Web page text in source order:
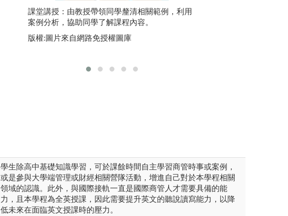
服務學習
說明：為增加多元學習的設計，使學生體認個人
與群體、社會及大自然的關係，達成培養學生團
隊精神、合作、勤勞、守時等美德，並增進環保
課堂講授：由教授帶領同學釐清相關範例，利用
案例分析，協助同學了解課程內容。
版權:圖片來自網路免授權圖庫
學生除高中基礎知識學習，可於課餘時間自主學習商管時事或案例，
或是參與大學端管理或財經相關營隊活動，增進自己對於本學程相關
領域的認識。此外，與國際接軌一直是國際商管人才需要具備的能
力，且本學程為全英授課，因此需要提升英文的聽說讀寫能力，以降
低未來在面臨英文授課時的壓力。